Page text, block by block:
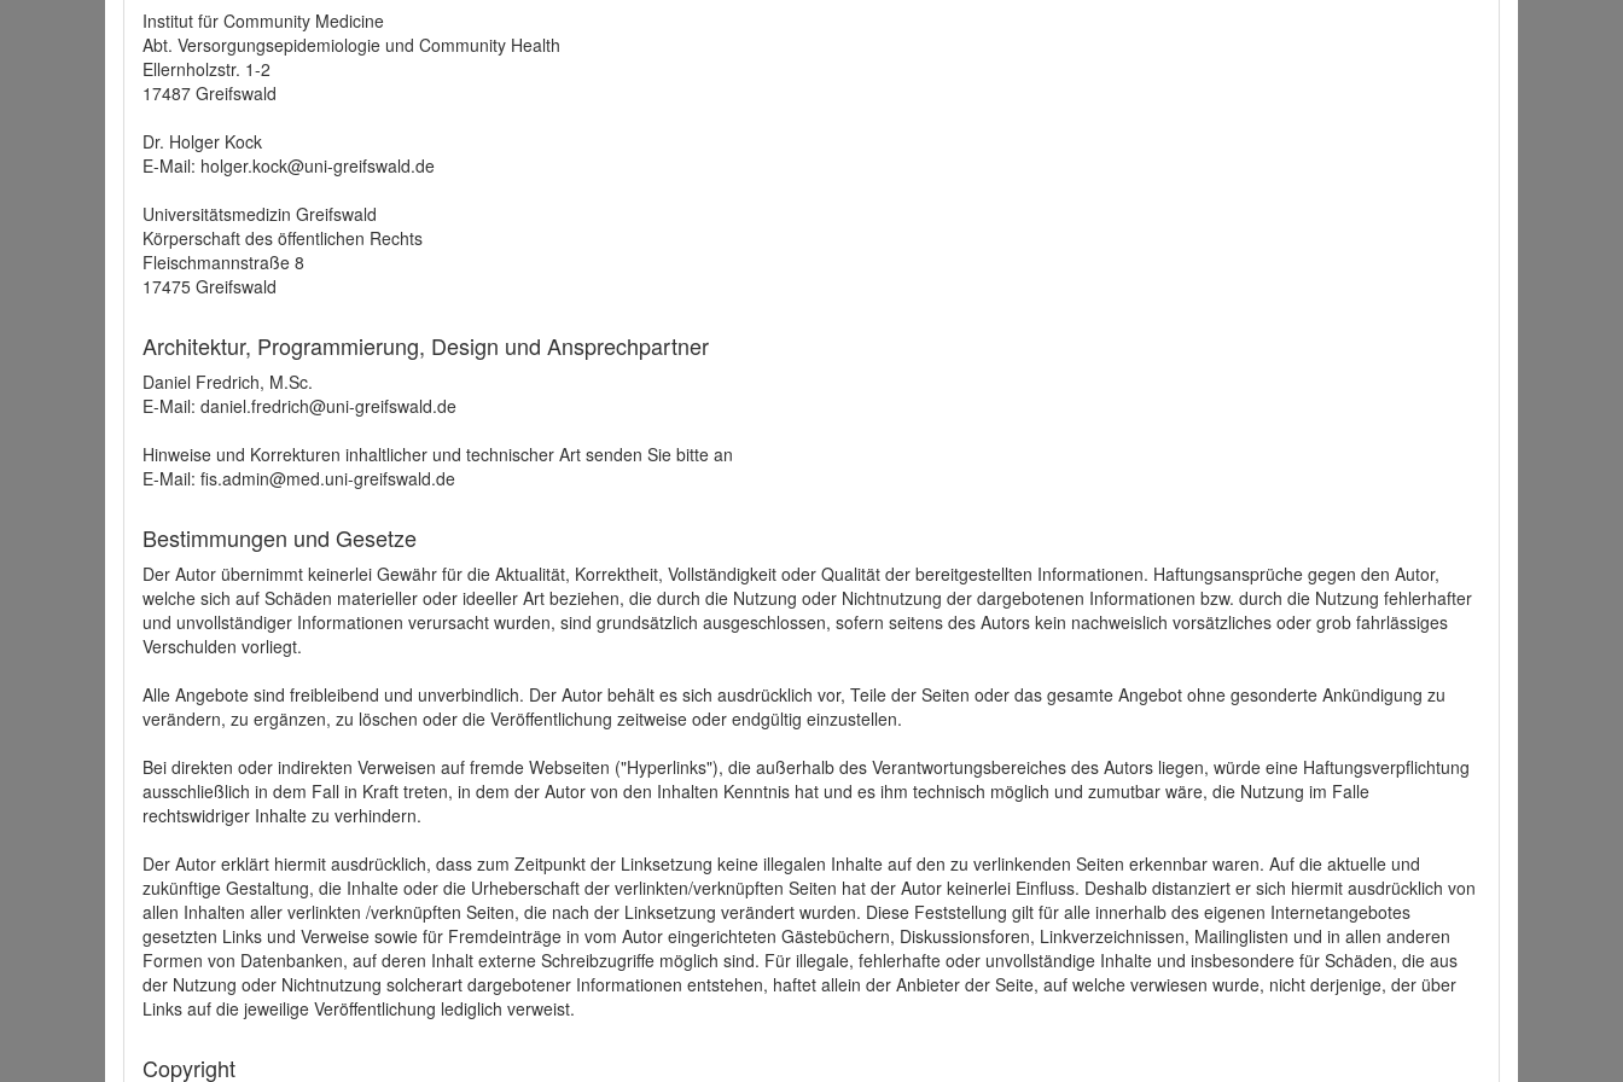
Institut für Community Medicine
Abt. Versorgungsepidemiologie und Community Health
Ellernholzstr. 1-2
17487 Greifswald
Dr. Holger Kock
E-Mail: holger.kock@uni-greifswald.de
Universitätsmedizin Greifswald
Körperschaft des öffentlichen Rechts
Fleischmannstraße 8
17475 Greifswald
Architektur, Programmierung, Design und Ansprechpartner
Daniel Fredrich, M.Sc.
E-Mail: daniel.fredrich@uni-greifswald.de
Hinweise und Korrekturen inhaltlicher und technischer Art senden Sie bitte an
E-Mail: fis.admin@med.uni-greifswald.de
Bestimmungen und Gesetze
Der Autor übernimmt keinerlei Gewähr für die Aktualität, Korrektheit, Vollständigkeit oder Qualität der bereitgestellten Informationen. Haftungsansprüche gegen den Autor,
welche sich auf Schäden materieller oder ideeller Art beziehen, die durch die Nutzung oder Nichtnutzung der dargebotenen Informationen bzw. durch die Nutzung fehlerhafter
und unvollständiger Informationen verursacht wurden, sind grundsätzlich ausgeschlossen, sofern seitens des Autors kein nachweislich vorsätzliches oder grob fahrlässiges
Verschulden vorliegt.
Alle Angebote sind freibleibend und unverbindlich. Der Autor behält es sich ausdrücklich vor, Teile der Seiten oder das gesamte Angebot ohne gesonderte Ankündigung zu
verändern, zu ergänzen, zu löschen oder die Veröffentlichung zeitweise oder endgültig einzustellen.
Bei direkten oder indirekten Verweisen auf fremde Webseiten ("Hyperlinks"), die außerhalb des Verantwortungsbereiches des Autors liegen, würde eine Haftungsverpflichtung
ausschließlich in dem Fall in Kraft treten, in dem der Autor von den Inhalten Kenntnis hat und es ihm technisch möglich und zumutbar wäre, die Nutzung im Falle
rechtswidriger Inhalte zu verhindern.
Der Autor erklärt hiermit ausdrücklich, dass zum Zeitpunkt der Linksetzung keine illegalen Inhalte auf den zu verlinkenden Seiten erkennbar waren. Auf die aktuelle und
zukünftige Gestaltung, die Inhalte oder die Urheberschaft der verlinkten/verknüpften Seiten hat der Autor keinerlei Einfluss. Deshalb distanziert er sich hiermit ausdrücklich von
allen Inhalten aller verlinkten /verknüpften Seiten, die nach der Linksetzung verändert wurden. Diese Feststellung gilt für alle innerhalb des eigenen Internetangebotes
gesetzten Links und Verweise sowie für Fremdeinträge in vom Autor eingerichteten Gästebüchern, Diskussionsforen, Linkverzeichnissen, Mailinglisten und in allen anderen
Formen von Datenbanken, auf deren Inhalt externe Schreibzugriffe möglich sind. Für illegale, fehlerhafte oder unvollständige Inhalte und insbesondere für Schäden, die aus
der Nutzung oder Nichtnutzung solcherart dargebotener Informationen entstehen, haftet allein der Anbieter der Seite, auf welche verwiesen wurde, nicht derjenige, der über
Links auf die jeweilige Veröffentlichung lediglich verweist.
Copyright